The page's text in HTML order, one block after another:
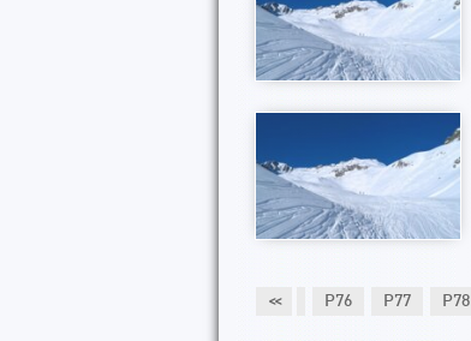
<<
P75 P76 P77 P78